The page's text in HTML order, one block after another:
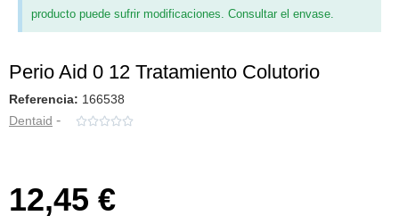
producto puede sufrir modificaciones. Consultar el envase.
Perio Aid 0 12 Tratamiento Colutorio
Referencia: 166538
Dentaid - 
12,45 €